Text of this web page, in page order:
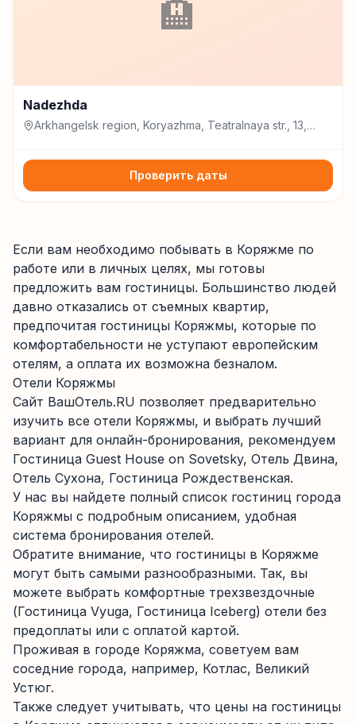
🏨
Nadezhda
Arkhangelsk region, Koryazhma, Teatralnaya str., 13,
Проверить даты
Если вам необходимо побывать в Коряжме по
работе или в личных целях, мы готовы
предложить вам гостиницы. Большинство людей
давно отказались от съемных квартир,
предпочитая гостиницы Коряжмы, которые по
комфортабельности не уступают европейским
отелям, а оплата их возможна безналом.
Отели Коряжмы
Сайт ВашОтель.RU позволяет предварительно
изучить все отели Коряжмы, и выбрать лучший
вариант для онлайн-бронирования, рекомендуем
Гостиница Guest House on Sovetsky, Отель Двина,
Отель Сухона, Гостиница Рождественская.
У нас вы найдете полный список гостиниц города
Коряжмы с подробным описанием, удобная
система бронирования отелей.
Обратите внимание, что гостиницы в Коряжме
могут быть самыми разнообразными. Так, вы
можете выбрать комфортные трехзвездочные
(Гостиница Vyuga, Гостиница Iceberg) отели без
предоплаты или с оплатой картой.
Проживая в городе Коряжма, советуем вам
соседние города, например, Котлас, Великий
Устюг.
Также следует учитывать, что цены на гостиницы